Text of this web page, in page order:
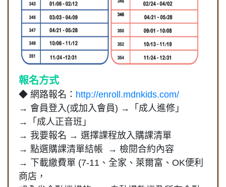
報名方式
◆ 網路報名： http://enroll.mdnkids.com/
→ 會員登入(或加入會員) →「成人進修」
→「成人正音班」
→ 我要報名 → 選擇課程放入購課清單
→ 點選購課清單結帳 → 檢閱合約內容
→ 下載繳費單 (7-11、全家、萊爾富、OK便利
商店，